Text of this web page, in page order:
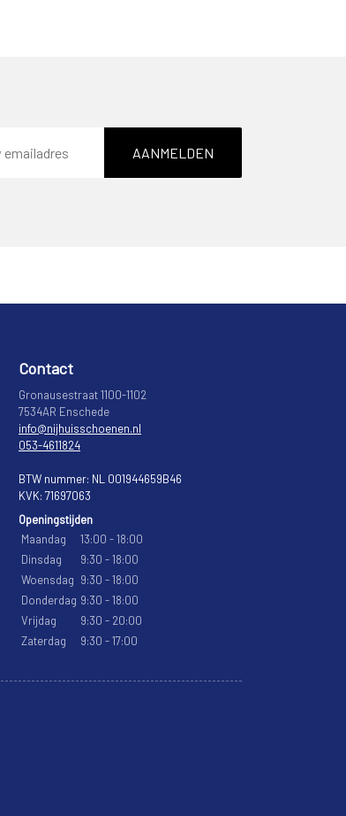
AANMELDEN
Contact
Gronausestraat 1100-1102
7534AR Enschede
info@nijhuisschoenen.nl
053-4611824
BTW nummer: NL 001944659B46
KVK: 71697063
Openingstijden
Maandag
13:00 - 18:00
Dinsdag
9:30 - 18:00
Woensdag 9:30 - 18:00
Donderdag 9:30 - 18:00
Vrijdag
9:30 - 20:00
Zaterdag
9:30 - 17:00